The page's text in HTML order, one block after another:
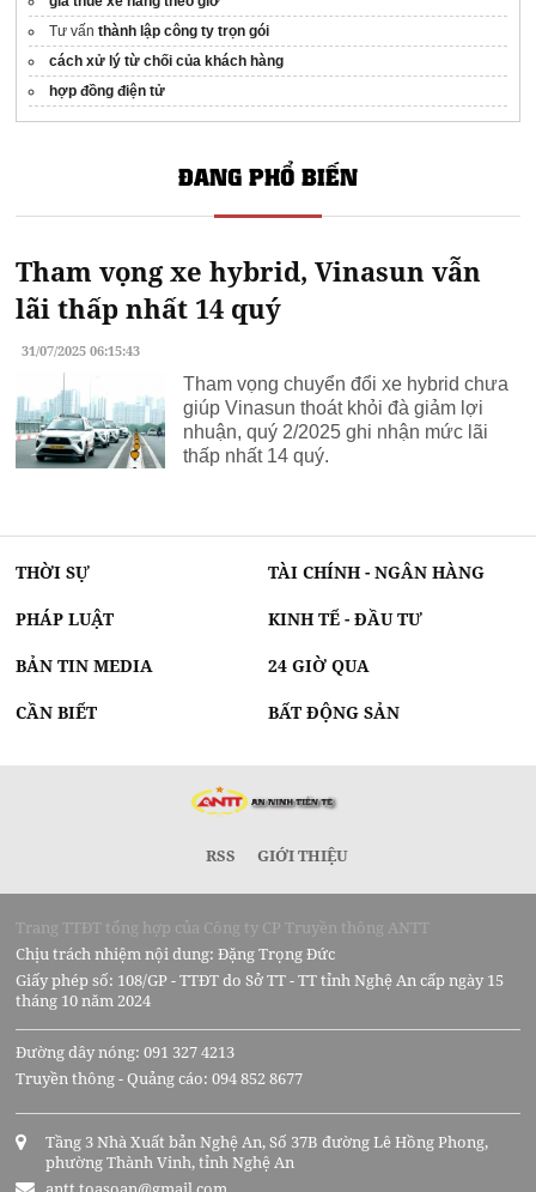
Tư vấnthành lập công ty trọn gói
cách xử lý từ chối của khách hàng
hợp đồng điện tử
ĐANG PHỔ BIẾN
Tham vọng xe hybrid, Vinasun vẫn
lãi thấp nhất 14 quý
31/07/2025 06:15:43
Tham vọng chuyển đổi xe hybrid chưa
giúp Vinasun thoát khỏi đà giảm lợi
nhuận, quý 2/2025 ghi nhận mức lãi
thấp nhất 14 quý.
THỜI SỰ TÀI CHÍNH - NGÂN HÀNG
PHÁP LUẬT KINH TẾ - ĐẦU TƯ
BẢN TIN MEDIA 24 GIỜ QUA
CẦN BIẾT BẤT ĐỘNG SẢN
RSS GIỚI THIỆU
Trang TTĐT tổng hợp của Công ty CP Truyền thông ANTT
Chịu trách nhiệm nội dung: Đặng Trọng Đức
Giấy phép số: 108/GP - TTĐT do Sở TT - TT tỉnh Nghệ An cấp ngày 15
tháng 10 năm 2024
Đường dây nóng: 091 327 4213
Truyền thông - Quảng cáo: 094 852 8677
Tầng 3 Nhà Xuất bản Nghệ An, Số 37B đường Lê Hồng Phong,
phường Thành Vinh, tỉnh Nghệ An